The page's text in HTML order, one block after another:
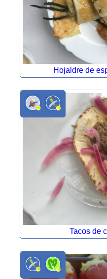
Hojaldre de
Tacos de